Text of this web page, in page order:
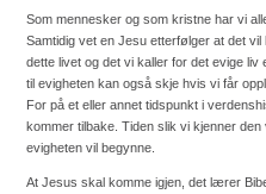
Som mennesker og som kristne har vi
Samtidig vet en Jesu etterfølger at det
dette livet og det vi kaller for det evige
til evigheten kan også skje hvis vi får
For på et eller annet tidspunkt i
kommer tilbake. Tiden slik vi kjenner
evigheten vil begynne.
At Jesus skal komme igjen, det lærer